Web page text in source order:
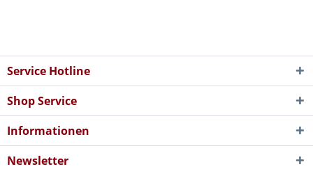
Service Hotline
Shop Service
Informationen
Newsletter